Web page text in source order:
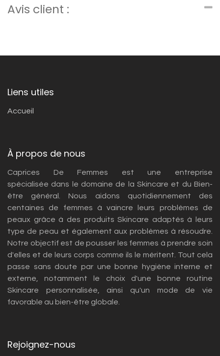
Avis client :
Liens utiles
Accueil
À propos de nous
Caprices De Femmes est une entreprise
spécialisée dans le domaine de la Skincare et du Bien-
être général. Nous aidons quotidiennement des
centaines de femmes à vaincre leurs problèmes de
peaux grâce à des produits Skincare adaptés à leurs
type de peau et également aux problèmes à résoudre.
Notre objectif est de pousser les femmes à prendre soin
d'elles et de leurs corps comme ils le méritent. Tout cela
passe sans doute par une bonne hygiène interne et
externe, notamment le choix d'une bonne routine
Skincare personnalisée, ainsi qu'un mode de vie
favorable au bien-être globale.
Rejoignez-nous